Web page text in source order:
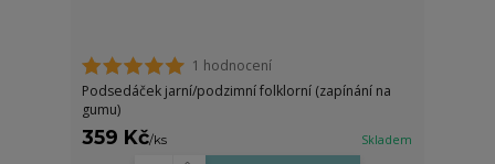
1 hodnocení
Podsedáček jarní/podzimní folklorní (zapínání na
gumu)
359 Kč/ks Skladem